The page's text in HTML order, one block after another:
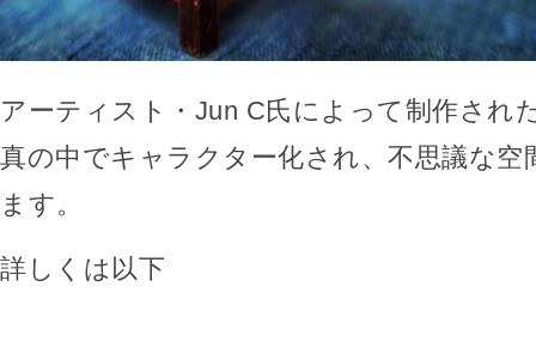
アーティスト・Jun C氏によって制作され
真の中でキャラクター化され、不思議な空
ます。
詳しくは以下